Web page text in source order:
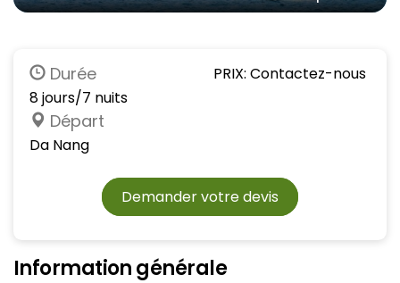
Durée
8 jours/7 nuits
Départ
Da Nang
PRIX: Contactez-nous
Demander votre devis
Information générale